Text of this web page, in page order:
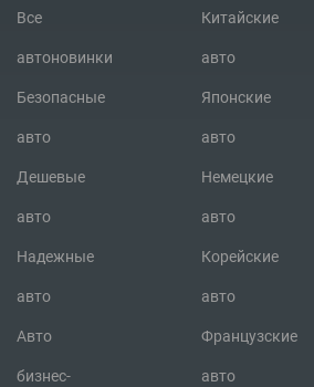
Все
автоновинки
Безопасные
авто
Дешевые
авто
Надежные
авто
Авто
бизнес-
Китайские
авто
Японские
авто
Немецкие
авто
Корейские
авто
Французские
авто